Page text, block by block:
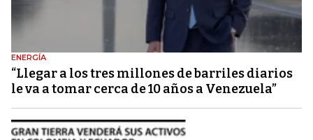
ENERGÍA
“Llegar a los tres millones de barriles diarios
le va a tomar cerca de 10 años a Venezuela”